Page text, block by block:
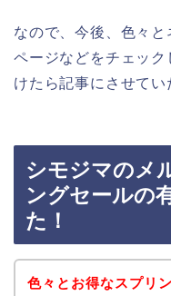
なので、今後、色々
ページなどをチェッ
けたら記事にさせてい
シモジマのメ
ングセールの
た！
色々とお得なスプリ